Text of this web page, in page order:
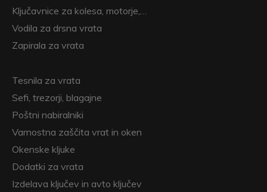
Ključavnice za kolesa, motorje,…
Vodila za drsna vrata
Zapirala za vrata
Tesnila za vrata
Sefi, trezorji, blagajne
Poštni nabiralniki
Varnostna zaščita vrat in oken
Okenske kljuke
Dodatki za vrata
Izdelava ključev in avto ključev